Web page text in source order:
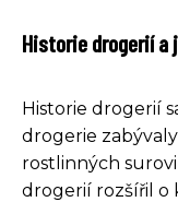
Historie drogerií a
Historie drogerií
drogerie
rostlinných
drogerií rozšířil o